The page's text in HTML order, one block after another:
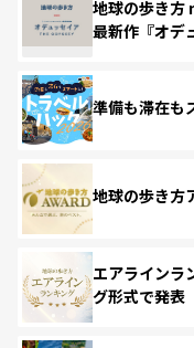
地球の歩き方
最新作『オデ
準備も滞在
地球の歩き方
エアライン
グ形式で発表